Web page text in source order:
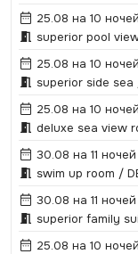
25.08 на 10 ночей
superior pool
25.08 на 10 ночей
superior side
25.08 на 10 ночей
deluxe sea view
30.08 на 11 ночей
swim up room /
30.08 на 11 ночей
superior family
25.08 на 10 ночей